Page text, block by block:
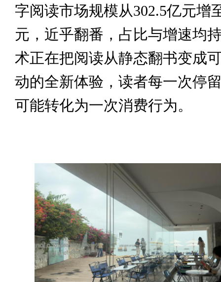
字阅读市场规模从302.5亿元增
元，近乎翻番，占比与增速均
术正在把阅读从静态翻书变成
动的全新体验，读者每一次停
可能转化为一次消费行为。